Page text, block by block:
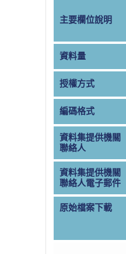
主要欄位說明
資料量
授權方式
編碼格式
資料集提供機關
聯絡人
資料集提供機關
聯絡人電子郵件
原始檔案下載